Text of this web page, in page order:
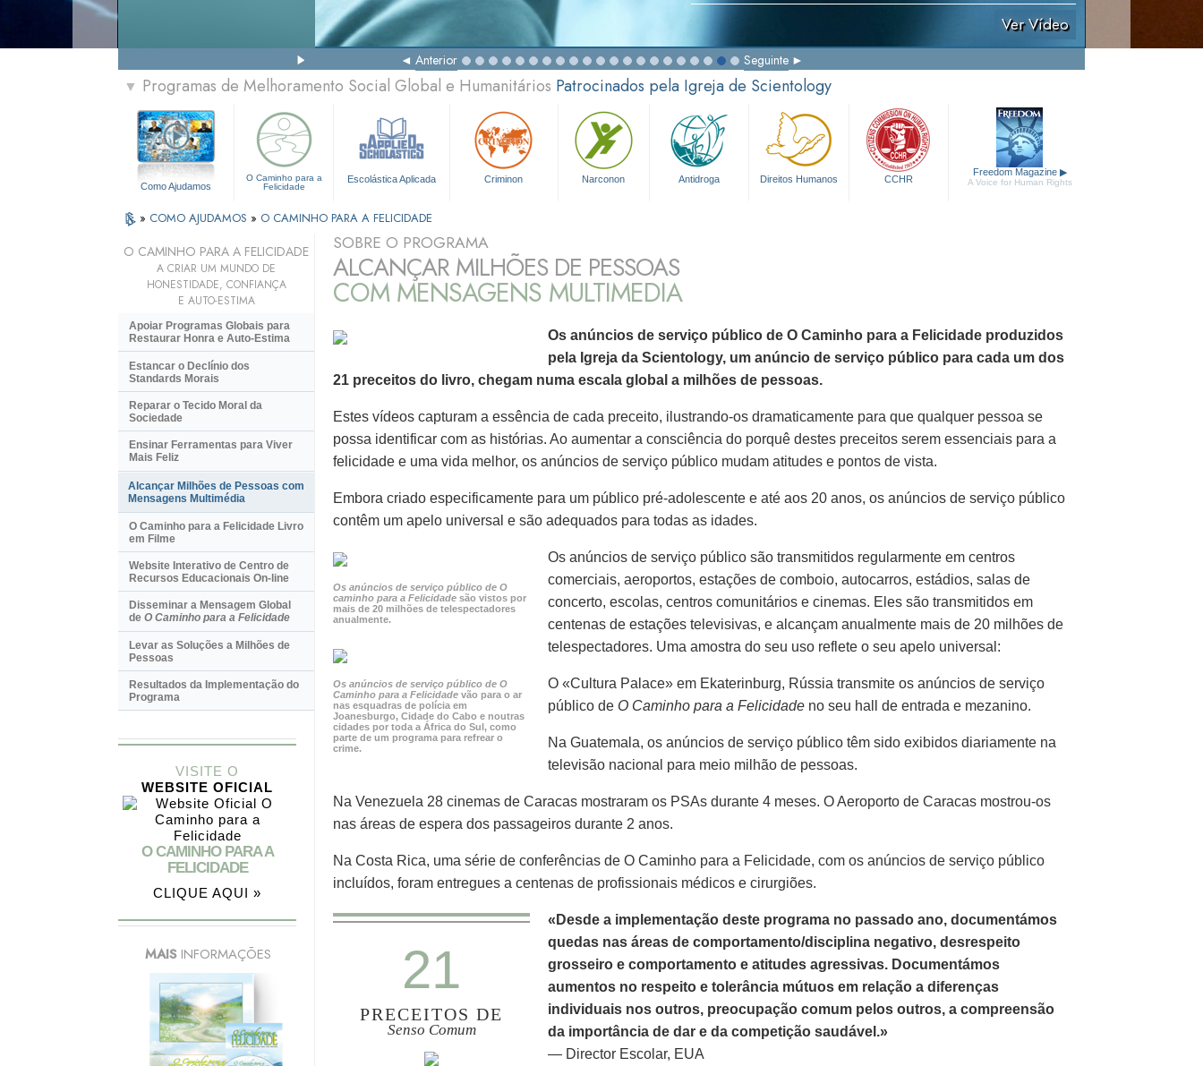
Ver Vídeo
Anterior Seguinte
▼ Programas de Melhoramento Social Global e Humanitários Patrocinados pela Igreja de Scientology
Como Ajudamos
O Caminho para a
Felicidade
Escolástica Aplicada Criminon Narconon Antidroga Direitos Humanos CCHR
Freedom Magazine ▶
A Voice for Human Rights
» COMO AJUDAMOS » O CAMINHO PARA A FELICIDADE
SOBRE O PROGRAMA
ALCANÇAR MILHÕES DE PESSOAS
COM MENSAGENS MULTIMEDIA
Os anúncios de serviço público de O Caminho para a Felicidade produzidos
pela Igreja da Scientology, um anúncio de serviço público para cada um dos
21 preceitos do livro, chegam numa escala global a milhões de pessoas.
Estes vídeos capturam a essência de cada preceito, ilustrando‑os dramaticamente para que qualquer pessoa se
possa identificar com as histórias. Ao aumentar a consciência do porquê destes preceitos serem essenciais para a
felicidade e uma vida melhor, os anúncios de serviço público mudam atitudes e pontos de vista.
Embora criado especificamente para um público pré‑adolescente e até aos 20 anos, os anúncios de serviço público
contêm um apelo universal e são adequados para todas as idades.
Os anúncios de serviço público de O
caminho para a Felicidade são vistos por
mais de 20 milhões de telespectadores
anualmente.
Os anúncios de serviço público de O
Caminho para a Felicidade vão para o ar
nas esquadras de polícia em
Joanesburgo, Cidade do Cabo e noutras
cidades por toda a África do Sul, como
parte de um programa para refrear o
crime.
Os anúncios de serviço público são transmitidos regularmente em centros
comerciais, aeroportos, estações de comboio, autocarros, estádios, salas de
concerto, escolas, centros comunitários e cinemas. Eles são transmitidos em
centenas de estações televisivas, e alcançam anualmente mais de 20 milhões de
telespectadores. Uma amostra do seu uso reflete o seu apelo universal:
O «Cultura Palace» em Ekaterinburg, Rússia transmite os anúncios de serviço
público de O Caminho para a Felicidade no seu hall de entrada e mezanino.
Na Guatemala, os anúncios de serviço público têm sido exibidos diariamente na
televisão nacional para meio milhão de pessoas.
Na Venezuela 28 cinemas de Caracas mostraram os PSAs durante 4 meses. O Aeroporto de Caracas mostrou‑os
nas áreas de espera dos passageiros durante 2 anos.
Na Costa Rica, uma série de conferências de O Caminho para a Felicidade, com os anúncios de serviço público
incluídos, foram entregues a centenas de profissionais médicos e cirurgiões.
21
PRECEITOS DE
Senso Comum
«Desde a implementação deste programa no passado ano, documentámos
quedas nas áreas de comportamento/disciplina negativo, desrespeito
grosseiro e comportamento e atitudes agressivas. Documentámos
aumentos no respeito e tolerância mútuos em relação a diferenças
individuais nos outros, preocupação comum pelos outros, a compreensão
da importância de dar e da competição saudável.»
— Director Escolar, EUA
O CAMINHO PARA A FELICIDADE
A CRIAR UM MUNDO DE
HONESTIDADE, CONFIANÇA
E AUTO-ESTIMA
Apoiar Programas Globais para
Restaurar Honra e Auto-Estima
Estancar o Declínio dos
Standards Morais
Reparar o Tecido Moral da
Sociedade
Ensinar Ferramentas para Viver
Mais Feliz
Alcançar Milhões de Pessoas com
Mensagens Multimédia
O Caminho para a Felicidade Livro
em Filme
Website Interativo de Centro de
Recursos Educacionais On-line
Disseminar a Mensagem Global
de O Caminho para a Felicidade
Levar as Soluções a Milhões de
Pessoas
Resultados da Implementação do
Programa
VISITE O
WEBSITE OFICIAL
O CAMINHO PARA A
FELICIDADE
CLIQUE AQUI »
MAIS INFORMAÇÕES